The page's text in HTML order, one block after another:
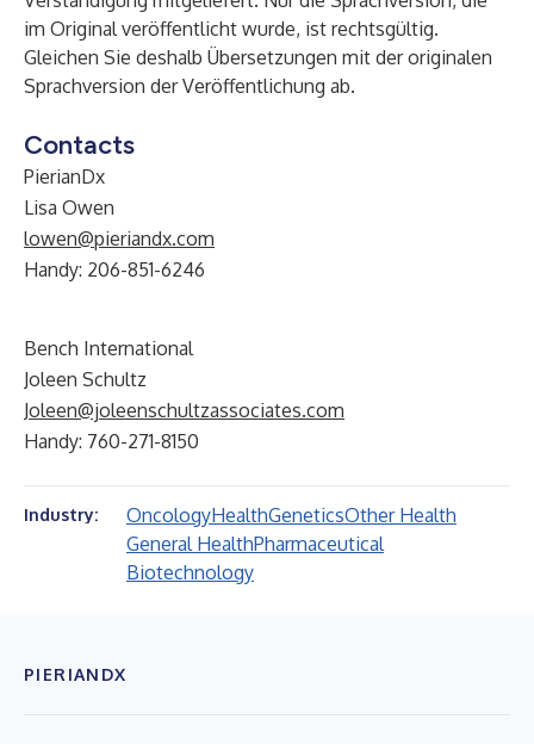
im Original veröffentlicht wurde, ist rechtsgültig.
Gleichen Sie deshalb Übersetzungen mit der originalen
Sprachversion der Veröffentlichung ab.
Contacts
PierianDx
Lisa Owen
lowen@pieriandx.com
Handy: 206-851-6246
Bench International
Joleen Schultz
Joleen@joleenschultzassociates.com
Handy: 760-271-8150
Industry: OncologyHealthGeneticsOther Health
General HealthPharmaceutical
Biotechnology
PIERIANDX